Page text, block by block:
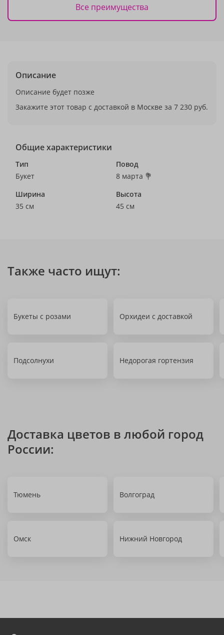
Все преимущества
Описание
Описание будет позже
Закажите этот товар с доставкой в Москве за 7 230 руб.
Общие характеристики
Тип
Букет
Повод
8 марта 💐
Ширина
35 см
Высота
45 см
Также часто ищут:
Букеты с розами Орхидеи с доставкой
Подсолнухи Недорогая гортензия
Доставка цветов в любой город
России:
Тюмень Волгоград
Омск Нижний Новгород